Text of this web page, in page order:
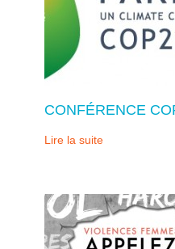
CONFÉRENCE
Lire la suite